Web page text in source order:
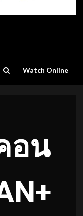
Watch Online
อน